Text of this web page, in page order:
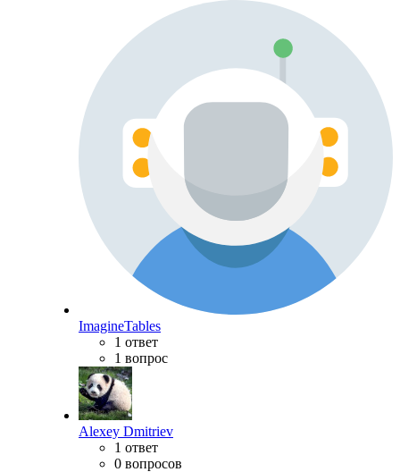
ImagineTables
1 ответ
1 вопрос
Alexey Dmitriev
1 ответ
0 вопросов